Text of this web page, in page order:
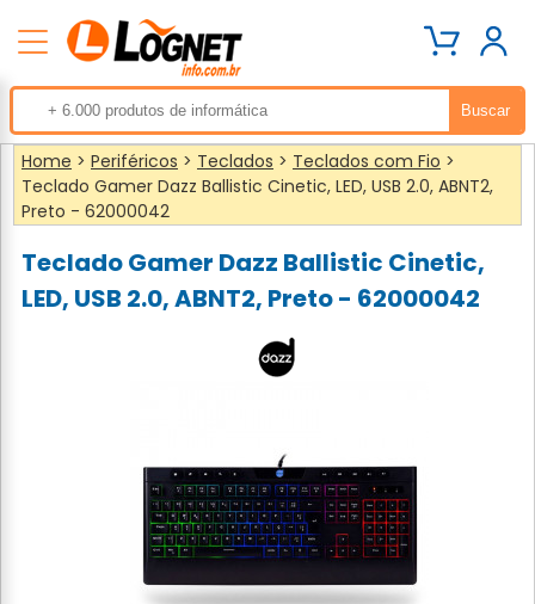
Home > Periféricos > Teclados > Teclados com Fio >
Teclado Gamer Dazz Ballistic Cinetic, LED, USB 2.0, ABNT2,
Preto - 62000042
Teclado Gamer Dazz Ballistic Cinetic,
LED, USB 2.0, ABNT2, Preto - 62000042